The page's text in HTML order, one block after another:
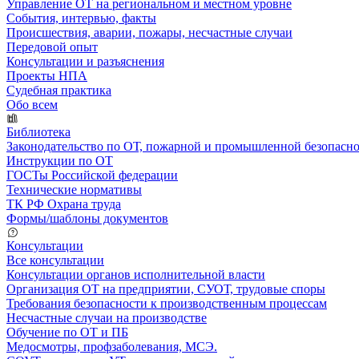
Управление ОТ на региональном и местном уровне
События, интервью, факты
Происшествия, аварии, пожары, несчастные случаи
Передовой опыт
Консультации и разъяснения
Проекты НПА
Судебная практика
Обо всем
Библиотека
Законодательство по ОТ, пожарной и промышленной
Инструкции по ОТ
ГОСТы Российской федерации
Технические нормативы
ТК РФ Охрана труда
Формы/шаблоны документов
Консультации
Все консультации
Консультации органов исполнительной власти
Организация ОТ на предприятии, СУОТ, трудовые споры
Требования безопасности к производственным процессам
Несчастные случаи на производстве
Обучение по ОТ и ПБ
Медосмотры, профзаболевания, МСЭ.